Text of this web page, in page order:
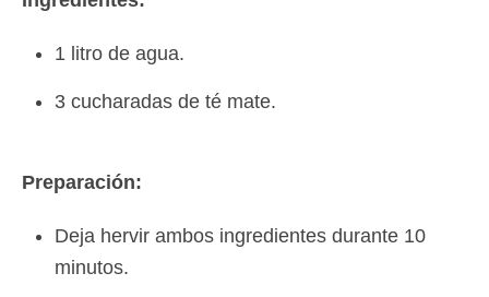
1 litro de agua.
3 cucharadas de té mate.
Preparación:
Deja hervir ambos ingredientes durante 10
minutos.